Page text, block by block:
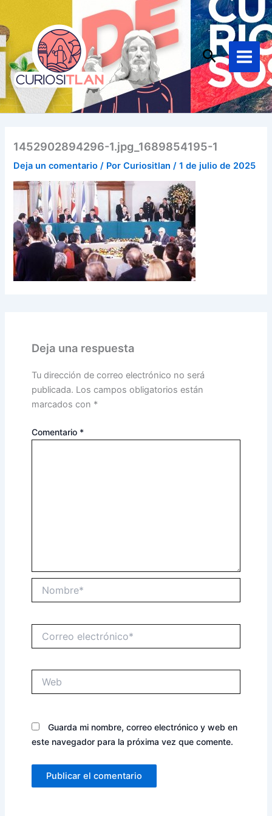
al
contenido
Buscar
Main
Menu
1452902894296-1.jpg_1689854195-1
Deja un comentario / PorCuriositlan/1 de julio de 2025
Deja una respuesta
Tu dirección de correo electrónico no será
publicada. Los campos obligatorios están
marcados con *
Comentario *
electrónico*
Guarda mi nombre, correo electrónico y web en
este navegador para la próxima vez que comente.